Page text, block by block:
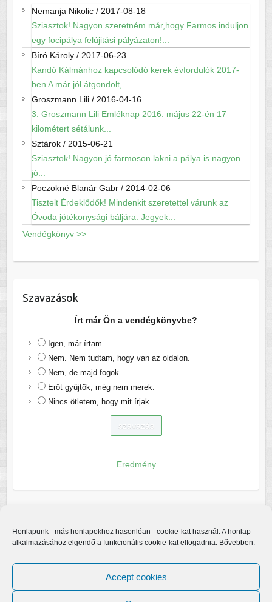
Honlapunk - más honlapokhoz hasonlóan - cookie-kat használ. A honlap
alkalmazásához elgendő a funkcionális cookie-kat elfogadnia. Bővebben:
Accept cookies
Nemanja Nikolic/ 2017-08-18
Sziasztok! Nagyon szeretném már,hogy Farmos induljon
egy focipálya felújitási pályázaton!...
Bíró Károly/ 2017-06-23
Kandó Kálmánhoz kapcsolódó kerek évfordulók 2017-
ben A már jól átgondolt,...
Groszmann Lili/ 2016-04-16
3. Groszmann Lili Emléknap 2016. május 22-én 17
kilométert sétálunk...
Sztárok/ 2015-06-21
Sziasztok! Nagyon jó farmoson lakni a pálya is nagyon
jó...
Poczokné Blanár Gabr/ 2014-02-06
Tisztelt Érdeklődők! Mindenkit szeretettel várunk az
Óvoda jótékonysági báljára. Jegyek...
Vendégkönyv >>
Szavazások
Írt már Ön a vendégkönyvbe?
Igen, már írtam.
Nem. Nem tudtam, hogy van az oldalon.
Nem, de majd fogok.
Erőt gyűjtök, még nem merek.
Nincs ötletem, hogy mit írjak.
Eredmény